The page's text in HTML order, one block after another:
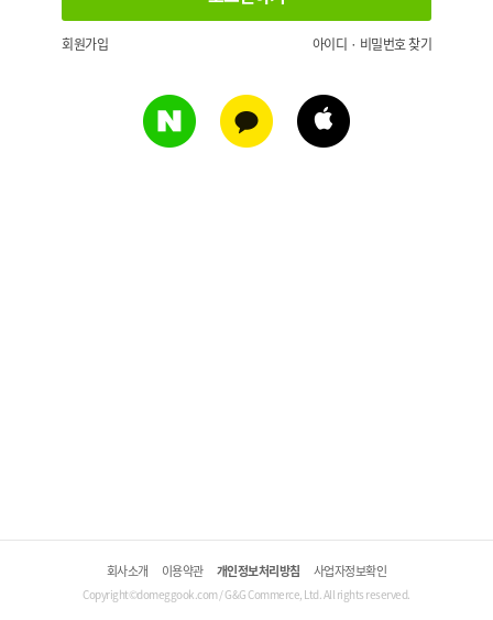
회원가입 아이디 · 비밀번호 찾기
회사소개 이용약관 개인정보처리방침 사업자정보확인
Copyright©domeggook.com / G&G Commerce, Ltd. All rights reserved.